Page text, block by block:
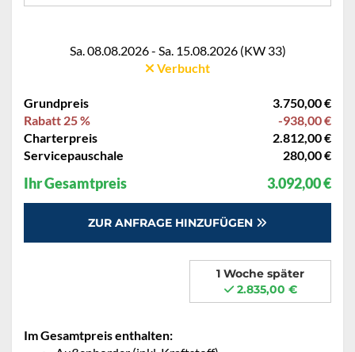
Sa. 08.08.2026 - Sa. 15.08.2026 (KW 33)
Verbucht
Grundpreis
3.750,00 €
Rabatt 25 %
-938,00 €
Charterpreis
2.812,00 €
Servicepauschale
280,00 €
Ihr Gesamtpreis 3.092,00 €
ZUR ANFRAGE HINZUFÜGEN
1 Woche später
2.835,00 €
Im Gesamtpreis enthalten: